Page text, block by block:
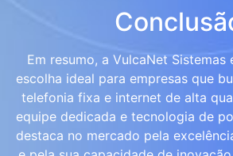
Em resumo, a VulcaNet Sistemas
escolha ideal para empresas que
telefonia fixa e internet de alta
equipe dedicada e tecnologia de
destaca no mercado pela